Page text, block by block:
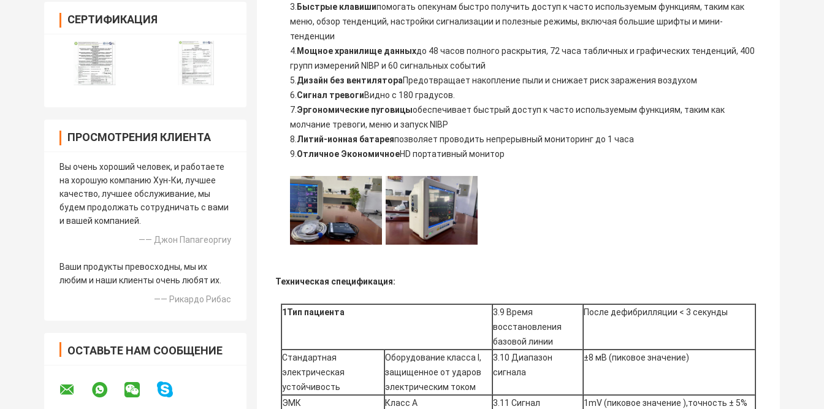
СЕРТИФИКАЦИЯ
ПРОСМОТРЕНИЯ КЛИЕНТА
Вы очень хороший человек, и работаете
на хорошую компанию Хун-Ки, лучшее
качество, лучшее обслуживание, мы
будем продолжать сотрудничать с вами
и вашей компанией.
—— Джон Папагеоргиу
Ваши продукты превосходны, мы их
любим и наши клиенты очень любят их.
—— Рикардо Рибас
ОСТАВЬТЕ НАМ СООБЩЕНИЕ
3. Быстрые клавишипомогать опекунам быстро получить доступ к часто используемым функциям, таким как
меню, обзор тенденций, настройки сигнализации и полезные режимы, включая большие шрифты и мини-
тенденции
4. Мощное хранилище данныхдо 48 часов полного раскрытия, 72 часа табличных и графических тенденций, 400
групп измерений NIBP и 60 сигнальных событий
5.Дизайн без вентилятораПредотвращает накопление пыли и снижает риск заражения воздухом
6.Сигнал тревогиВидно с 180 градусов.
7.Эргономические пуговицыобеспечивает быстрый доступ к часто используемым функциям, таким как
молчание тревоги, меню и запуск NIBP
8.Литий-ионная батареяпозволяет проводить непрерывный мониторинг до 1 часа
9.Отличное ЭкономичноеHD портативный монитор
Техническая спецификация:
1Тип пациента
3.9 Время
восстановления
базовой линии
После дефибрилляции < 3 секунды
Стандартная
электрическая
устойчивость
Оборудование класса I,
защищенное от ударов
электрическим током
3.10 Диапазон
сигнала
±8 мВ (пиковое значение)
ЭМК Класс А
3.11 Сигнал
1mV (пиковое значение ),точность ± 5%